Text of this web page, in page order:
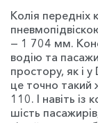
Колія передніх
— 1 704 мм.
водію та
простору, як і
це точно такий
110. І навіть
шість